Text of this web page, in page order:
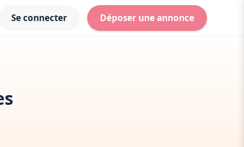
Se connecter Déposer une annonce